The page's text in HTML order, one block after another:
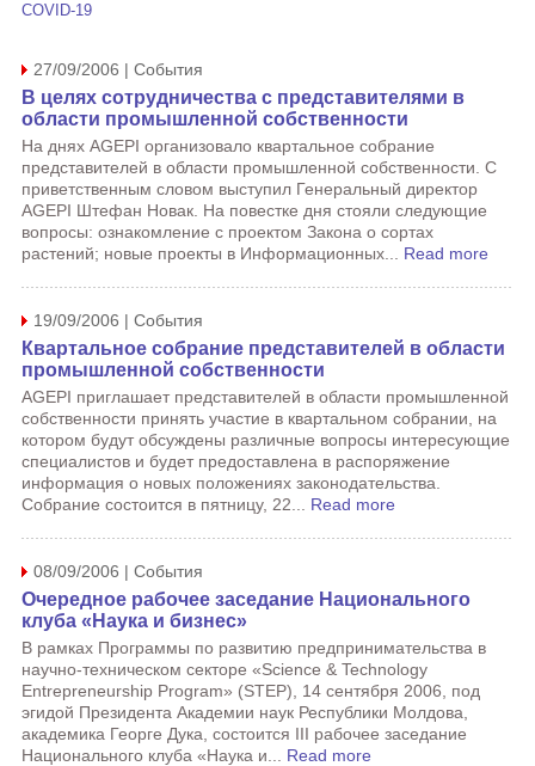
COVID-19
27/09/2006 | События
В целях сотрудничества с представителями в
области промышленной собственности
На днях AGEPI организовало квартальное собрание
представителей в области промышленной собственности. С
приветственным словом выступил Генеральный директор
AGEPI Штефан Новак. На повестке дня стояли следующие
вопросы: ознакомление с проектом Закона о сортах
растений; новые проекты в Информационных... Read more
19/09/2006 | События
Квартальное собрание представителей в области
промышленной собственности
AGEPI приглашает представителей в области промышленной
собственности принять участие в квартальном собрании, на
котором будут обсуждены различные вопросы интересующие
специалистов и будет предоставлена в распоряжение
информация о новых положениях законодательства.
Собрание состоится в пятницу, 22... Read more
08/09/2006 | События
Очередное рабочее заседание Национального
клуба «Наука и бизнес»
В рамках Программы по развитию предпринимательства в
научно-техническом секторе «Science & Technology
Entrepreneurship Program» (STEP), 14 сентября 2006, под
эгидой Президента Академии наук Республики Молдова,
академика Георге Дука, состоится III рабочее заседание
Национального клуба «Наука и... Read more